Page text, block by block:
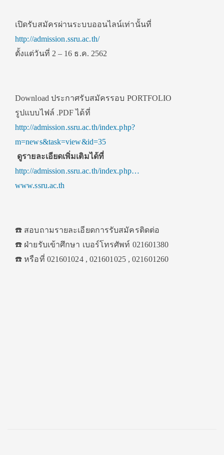
เปิดรับสมัครผ่านระบบออนไลน์เท่านั้นที่
http://admission.ssru.ac.th/
ตั้งแต่วันที่ 2 – 16 ธ.ค. 2562
Download ประกาศรับสมัครรอบ PORTFOLIO
รูปแบบไฟล์ .PDF ได้ที่
http://admission.ssru.ac.th/index.php?
m=news&task=view&id=35
ดูรายละเอียดเพิ่มเติมได้ที่
http://admission.ssru.ac.th/index.php…
www.ssru.ac.th
☎️ สอบถามรายละเอียดการรับสมัครติดต่อ
☎️ ฝ่ายรับเข้าศึกษา เบอร์โทรศัพท์ 021601380
☎️ หรือที่ 021601024 , 021601025 , 021601260